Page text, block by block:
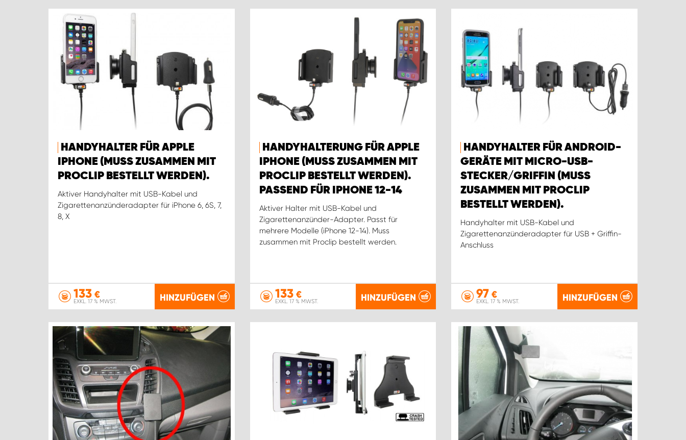
HANDYHALTER FÜR APPLE
IPHONE (MUSS ZUSAMMEN MIT
PROCLIP BESTELLT WERDEN).
Aktiver Handyhalter mit USB-Kabel und
Zigarettenanzünderadapter für iPhone 6, 6S, 7,
8, X
133 €
EXKL. 17 % MWST. HINZUFÜGEN
HANDYHALTERUNG FÜR APPLE
IPHONE (MUSS ZUSAMMEN MIT
PROCLIP BESTELLT WERDEN).
PASSEND FÜR IPHONE 12-14
Aktiver Halter mit USB-Kabel und
Zigarettenanzünder-Adapter. Passt für
mehrere Modelle (iPhone 12-14). Muss
zusammen mit Proclip bestellt werden.
133€
EXKL. 17 % MWST. HINZUFÜGEN
HANDYHALTER FÜR ANDROID-
GERÄTE MIT MICRO-USB-
STECKER/GRIFFIN (MUSS
ZUSAMMEN MIT PROCLIP
BESTELLT WERDEN).
Handyhalter mit USB-Kabel und
Zigarettenanzünderadapter für USB + Griffin-
Anschluss
97 €
EXKL. 17 % MWST. HINZUFÜGEN